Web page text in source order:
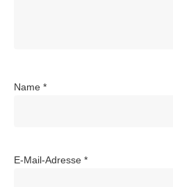
Name *
E-Mail-Adresse *